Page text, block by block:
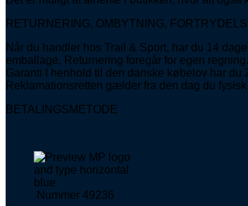
RETURNERING, OMBYTNING,
Når du handler hos Trail & Sport, har du 14
emballage. Returnering foregår for egen regning.
Garanti I henhold til den danske købelov har du
Reklamationsretten gælder fra den dag du
BETALINGSMETODE
Nummer 49236